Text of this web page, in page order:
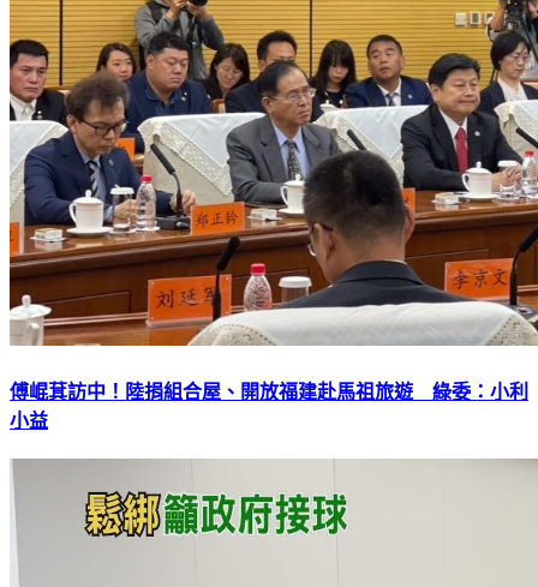
傅崐萁訪中！陸捐組合屋、開放福建赴馬祖旅遊 綠委：小利
小益